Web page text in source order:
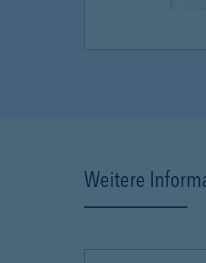
Weitere